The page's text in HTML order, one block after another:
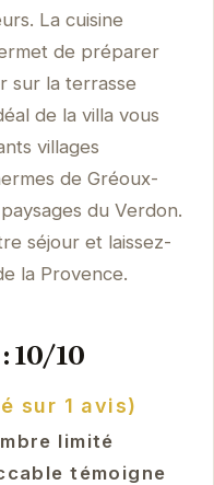
La cuisine
de préparer
sur la terrasse
de la villa vous
villages
de Gréoux-
du Verdon.
séjour et laissez-
la Provence.
10/10
sur 1 avis)
limité
témoigne